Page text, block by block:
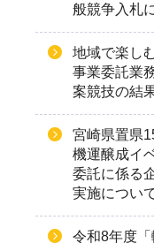
般競争入札
地域で楽し
事業委託業
案競技の結
宮崎県置県
機運醸成イ
委託に係る
実施につい
令和8年度